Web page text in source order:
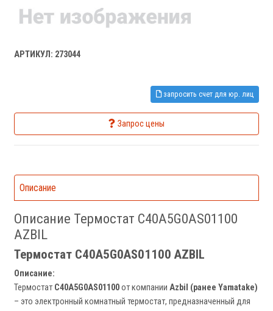
АРТИКУЛ: 273044
запросить счет для юр. лиц
Запрос цены
Описание
Описание Термостат C40A5G0AS01100
AZBIL
Термостат C40A5G0AS01100 AZBIL
Описание:
Термостат C40A5G0AS01100от компании Azbil (ранее Yamatake)
– это электронный комнатный термостат, предназначенный для